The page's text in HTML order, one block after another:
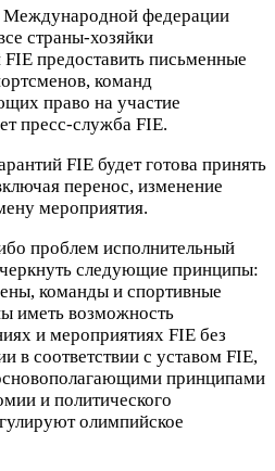
Международной федерации
страны‑хозяйки
предоставить письменные
команд
право на участие
пресс‑служба FIE.
FIE будет готова принять
перенос, изменение
мероприятия.
проблем исполнительный
следующие принципы:
команды и спортивные
иметь возможность
и мероприятиях FIE без
в соответствии с уставом FIE,
принципами
и политического
олимпийское